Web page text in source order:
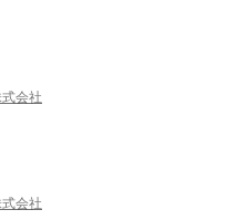
会社
会社